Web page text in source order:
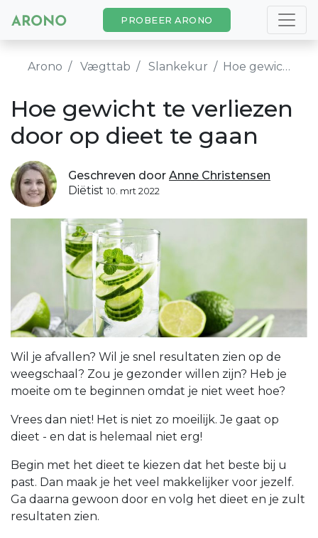
PROBEER ARONO
Arono Vægttab Slankekur Hoe gewicht te verliezen door op dieet te gaan
Hoe gewicht te verliezen
door op dieet te gaan
Geschreven door Anne Christensen
Diëtist 10. mrt 2022
Wil je afvallen? Wil je snel resultaten zien op de
weegschaal? Zou je gezonder willen zijn? Heb je
moeite om te beginnen omdat je niet weet hoe?
Vrees dan niet! Het is niet zo moeilijk. Je gaat op
dieet - en dat is helemaal niet erg!
Begin met het dieet te kiezen dat het beste bij u
past. Dan maak je het veel makkelijker voor jezelf.
Ga daarna gewoon door en volg het dieet en je zult
resultaten zien.